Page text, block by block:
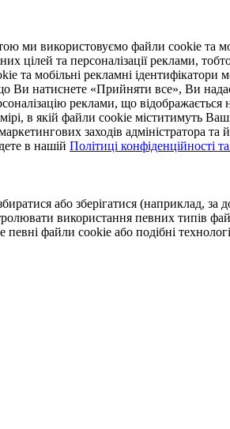
використовуємо файли cookie та
цілей та персоналізації реклами,
та мобільні рекламні ідентифікатори
Ви натиснете «Прийняти все», Ви
реклами, що
в якій файли cookie міститимуть
заходів адміністратора
в нашій Політиці конфіденційності
або зберігатися (наприклад,
використання певних типів
файли cookie або подібні